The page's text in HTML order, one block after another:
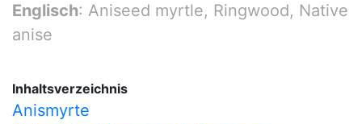
Englisch: Aniseed myrtle, Ringwood, Native
anise
Inhaltsverzeichnis
Anismyrte